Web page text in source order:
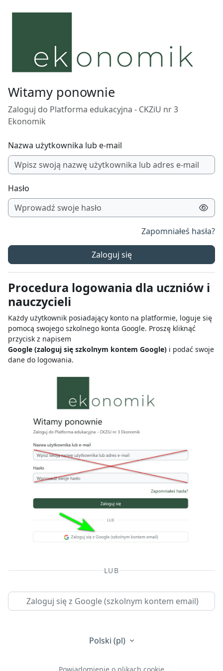
Witamy ponownie
Zaloguj do Platforma edukacyjna - CKZiU nr 3
Ekonomik
Nazwa użytkownika lub e-mail
Hasło
Zapomniałeś hasła?
Zaloguj się
Procedura logowania dla uczniów i
nauczycieli
Każdy użytkownik posiadający konto na platformie, loguje się
pomocą swojego szkolnego konta Google. Proszę kliknąć
przycisk z napisem
Google (zaloguj się szkolnym kontem Google) i podać swoje
dane do logowania.
LUB
Zaloguj się z Google (szkolnym kontem email)
Polski ‎(pl)‎